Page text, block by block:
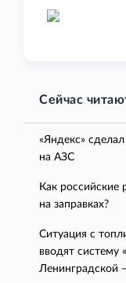
Сейчас
«Яндекс»
на АЗС
Как российские
на заправках?
Ситуация с
вводят систему
Ленинградской